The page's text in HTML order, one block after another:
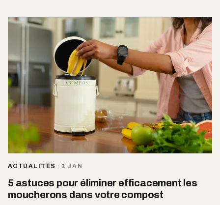
ACTUALITÉS · 1 JAN
5 astuces pour éliminer efficacement les
moucherons dans votre compost